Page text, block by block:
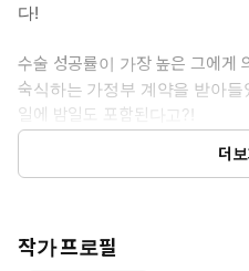
다!
수술 성공률이 가장 높은 그에게
숙식하는 가정부 계약을 받아
일에 밤일도 포함된다고?!
“넣기만 하는 건 섹스가 아냐. 경
더
작가 프로필